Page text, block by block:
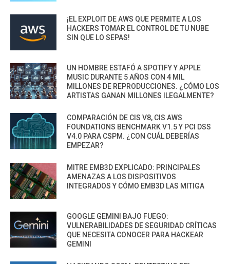
¡EL EXPLOIT DE AWS QUE PERMITE A LOS
HACKERS TOMAR EL CONTROL DE TU NUBE
SIN QUE LO SEPAS!
UN HOMBRE ESTAFÓ A SPOTIFY Y APPLE
MUSIC DURANTE 5 AÑOS CON 4 MIL
MILLONES DE REPRODUCCIONES. ¿CÓMO LOS
ARTISTAS GANAN MILLONES ILEGALMENTE?
COMPARACIÓN DE CIS V8, CIS AWS
FOUNDATIONS BENCHMARK V1.5 Y PCI DSS
V4.0 PARA CSPM. ¿CON CUÁL DEBERÍAS
EMPEZAR?
MITRE EMB3D EXPLICADO: PRINCIPALES
AMENAZAS A LOS DISPOSITIVOS
INTEGRADOS Y CÓMO EMB3D LAS MITIGA
GOOGLE GEMINI BAJO FUEGO:
VULNERABILIDADES DE SEGURIDAD CRÍTICAS
QUE NECESITA CONOCER PARA HACKEAR
GEMINI